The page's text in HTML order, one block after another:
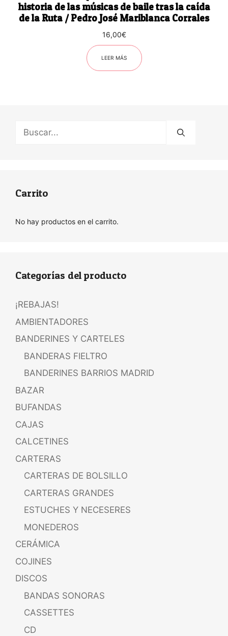
historia de las músicas de baile tras la caída
de la Ruta / Pedro José Mariblanca Corrales
16,00€
LEER MÁS
Buscar:
Carrito
No hay productos en el carrito.
Categorías del producto
¡REBAJAS!
AMBIENTADORES
BANDERINES Y CARTELES
BANDERAS FIELTRO
BANDERINES BARRIOS MADRID
BAZAR
BUFANDAS
CAJAS
CALCETINES
CARTERAS
CARTERAS DE BOLSILLO
CARTERAS GRANDES
ESTUCHES Y NECESERES
MONEDEROS
CERÁMICA
COJINES
DISCOS
BANDAS SONORAS
CASSETTES
CD